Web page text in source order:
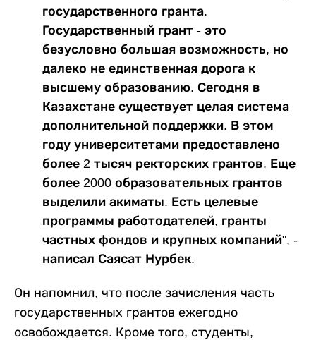
государственного гранта.
Государственный грант - это
безусловно большая возможность, но
далеко не единственная дорога к
высшему образованию. Сегодня в
Казахстане существует целая система
дополнительной поддержки. В этом
году университетами предоставлено
более 2 тысяч ректорских грантов. Еще
более 2000 образовательных грантов
выделили акиматы. Есть целевые
программы работодателей, гранты
частных фондов и крупных компаний", -
написал Саясат Нурбек.
Он напомнил, что после зачисления часть
государственных грантов ежегодно
освобождается. Кроме того, студенты,